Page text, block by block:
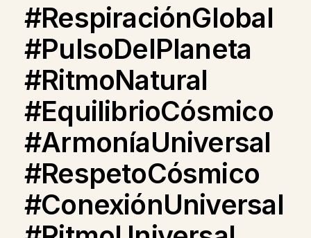
#RespiraciónGlobal
#PulsoDelPlaneta
#RitmoNatural
#EquilibrioCósmico
#ArmoníaUniversal
#RespetoCósmico
#ConexiónUniversal